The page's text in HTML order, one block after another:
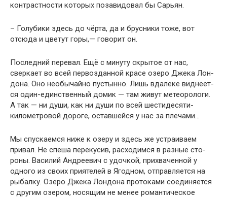
контрастности ко­торых позавидовал бы Сарьян.
– Голубики здесь до чёрта, да и брусники тоже, вот
отсюда и цветут горы,— говорит он.
Последний перевал. Ещё с минуту скрытое от нас,
сверкает во всей первозданной красе озеро Джека Лон­
дона. Оно необычайно пустынно. Лишь вдалеке виднеет­
ся один-единственный домик — там живут метеорологи.
А так — ни души, как ни души по всей шестидесяти­
километровой дороге, оставшейся у нас за пле­чами…
Мы спускаемся ниже к озеру и здесь же устраиваем
привал. Не спеша перекусив, расходимся в разные сто­
роны. Василий Андреевич с удочкой, прихваченной у
одного из своих приятелей в Ягодном, отправляется на
рыбалку. Озеро Джека Лондона протоками соединяется
с другим озером, носящим не менее романтическое